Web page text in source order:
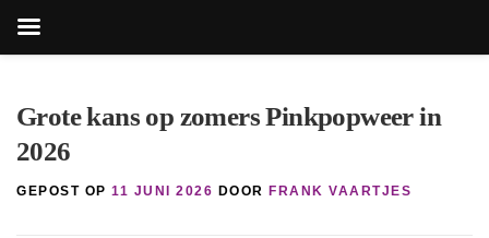
inhoud
Grote kans op zomers Pinkpopweer in
2026
GEPOST OP 11 JUNI 2026 DOOR FRANK VAARTJES